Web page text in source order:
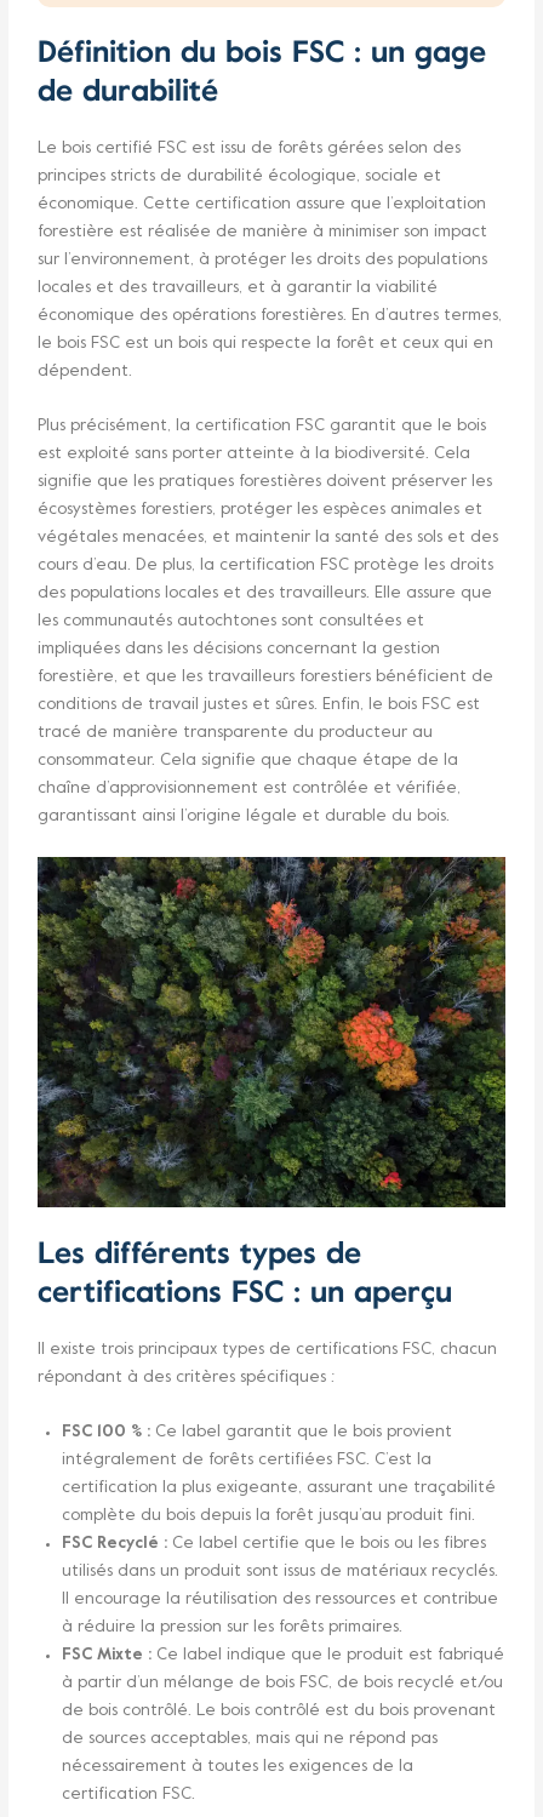
Définition du bois FSC : un gage
de durabilité
Le bois certifié FSC est issu de forêts gérées selon des
principes stricts de durabilité écologique, sociale et
économique. Cette certification assure que l’exploitation
forestière est réalisée de manière à minimiser son impact
sur l’environnement, à protéger les droits des populations
locales et des travailleurs, et à garantir la viabilité
économique des opérations forestières. En d’autres termes,
le bois FSC est un bois qui respecte la forêt et ceux qui en
dépendent.
Plus précisément, la certification FSC garantit que le bois
est exploité sans porter atteinte à la biodiversité. Cela
signifie que les pratiques forestières doivent préserver les
écosystèmes forestiers, protéger les espèces animales et
végétales menacées, et maintenir la santé des sols et des
cours d’eau. De plus, la certification FSC protège les droits
des populations locales et des travailleurs. Elle assure que
les communautés autochtones sont consultées et
impliquées dans les décisions concernant la gestion
forestière, et que les travailleurs forestiers bénéficient de
conditions de travail justes et sûres. Enfin, le bois FSC est
tracé de manière transparente du producteur au
consommateur. Cela signifie que chaque étape de la
chaîne d’approvisionnement est contrôlée et vérifiée,
garantissant ainsi l’origine légale et durable du bois.
Les différents types de
certifications FSC : un aperçu
Il existe trois principaux types de certifications FSC, chacun
répondant à des critères spécifiques :
FSC 100 % : Ce label garantit que le bois provient
intégralement de forêts certifiées FSC. C’est la
certification la plus exigeante, assurant une traçabilité
complète du bois depuis la forêt jusqu’au produit fini.
FSC Recyclé : Ce label certifie que le bois ou les fibres
utilisés dans un produit sont issus de matériaux recyclés.
Il encourage la réutilisation des ressources et contribue
à réduire la pression sur les forêts primaires.
FSC Mixte : Ce label indique que le produit est fabriqué
à partir d’un mélange de bois FSC, de bois recyclé et/ou
de bois contrôlé. Le bois contrôlé est du bois provenant
de sources acceptables, mais qui ne répond pas
nécessairement à toutes les exigences de la
certification FSC.